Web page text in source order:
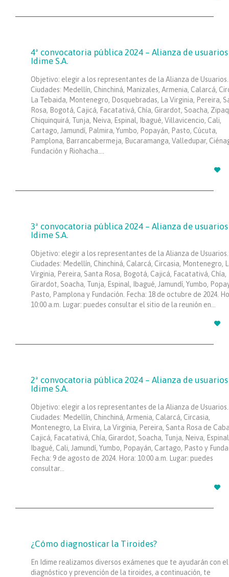
4ª convocatoria pública 2024 – Alianza de usuarios
Idime S.A.
Objetivo: elegir a los representantes de la Alianza de Usuarios.
Ciudades: Medellín, Chinchiná, Manizales, Armenia, Calarcá,
La Tebaida, Montenegro, Dosquebradas, La Virginia, Pereira,
Rosa, Bogotá, Cajicá, Facatativá, Chía, Girardot, Soacha,
Chiquinquirá, Tunja, Neiva, Espinal, Ibagué, Villavicencio, Cali,
Cartago, Jamundí, Palmira, Yumbo, Popayán, Pasto, Cúcuta,
Pamplona, Barrancabermeja, Bucaramanga, Valledupar,
Fundación y Riohacha….

3ª convocatoria pública 2024 – Alianza de usuarios
Idime S.A.
Objetivo: elegir a los representantes de la Alianza de Usuarios.
Ciudades: Medellín, Chinchiná, Calarcá, Circasia, Montenegro,
Virginia, Pereira, Santa Rosa, Bogotá, Cajicá, Facatativá, Chía,
Girardot, Soacha, Tunja, Espinal, Ibagué, Jamundí, Yumbo,
Pasto, Pamplona y Fundación. Fecha: 18 de octubre de 2024.
10:00 a.m. Lugar: puedes consultar el sitio de la reunión en…

2ª convocatoria pública 2024 – Alianza de usuarios
Idime S.A.
Objetivo: elegir a los representantes de la Alianza de Usuarios.
Ciudades: Medellín, Chinchiná, Armenia, Calarcá, Circasia,
Montenegro, La Elvira, La Virginia, Pereira, Santa Rosa de
Cajicá, Facatativá, Chía, Girardot, Soacha, Tunja, Neiva,
Ibagué, Cali, Jamundí, Yumbo, Popayán, Cartago, Pasto y
Fecha: 9 de agosto de 2024. Hora: 10:00 a.m. Lugar: puedes
consultar…

¿Cómo diagnosticar la Tiroides?
En Idime realizamos diversos exámenes que te ayudarán con el
diagnóstico y prevención de la tiroides, a continuación, te